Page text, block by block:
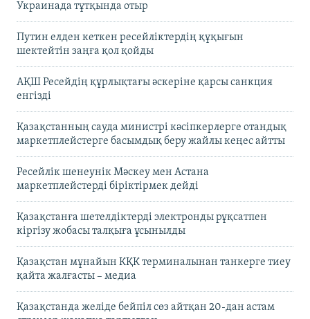
Украинада тұтқында отыр
Путин елден кеткен ресейліктердің құқығын
шектейтін заңға қол қойды
АҚШ Ресейдің құрлықтағы әскеріне қарсы санкция
енгізді
Қазақстанның сауда министрі кәсіпкерлерге отандық
маркетплейстерге басымдық беру жайлы кеңес айтты
Ресейлік шенеунік Мәскеу мен Астана
маркетплейстерді біріктірмек дейді
Қазақстанға шетелдіктерді электронды рұқсатпен
кіргізу жобасы талқыға ұсынылды
Қазақстан мұнайын КҚК терминалынан танкерге тиеу
қайта жалғасты – медиа
Қазақстанда желіде бейпіл сөз айтқан 20-дан астам